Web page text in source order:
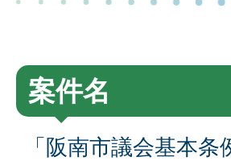
案件名
「阪南市議会基本